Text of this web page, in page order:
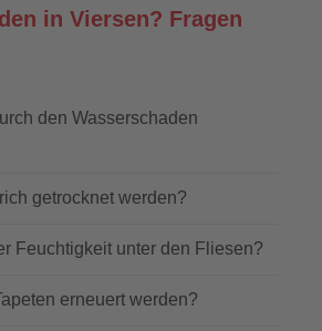
in Viersen? Fragen
den Wasserschaden
getrocknet werden?
Feuchtigkeit unter den Fliesen?
erneuert werden?